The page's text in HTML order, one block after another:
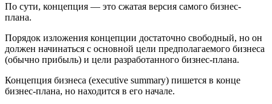
По сути, концепция — это сжатая версия самого бизнес-
плана.
Порядок изложения концепции достаточно свободный, но он
должен начинаться с основной цели предполагаемого бизнеса
(обычно прибыль) и цели разработанного бизнес-плана.
Концепция бизнеса (executive summary) пишется в конце
бизнес-плана, но находится в его начале.